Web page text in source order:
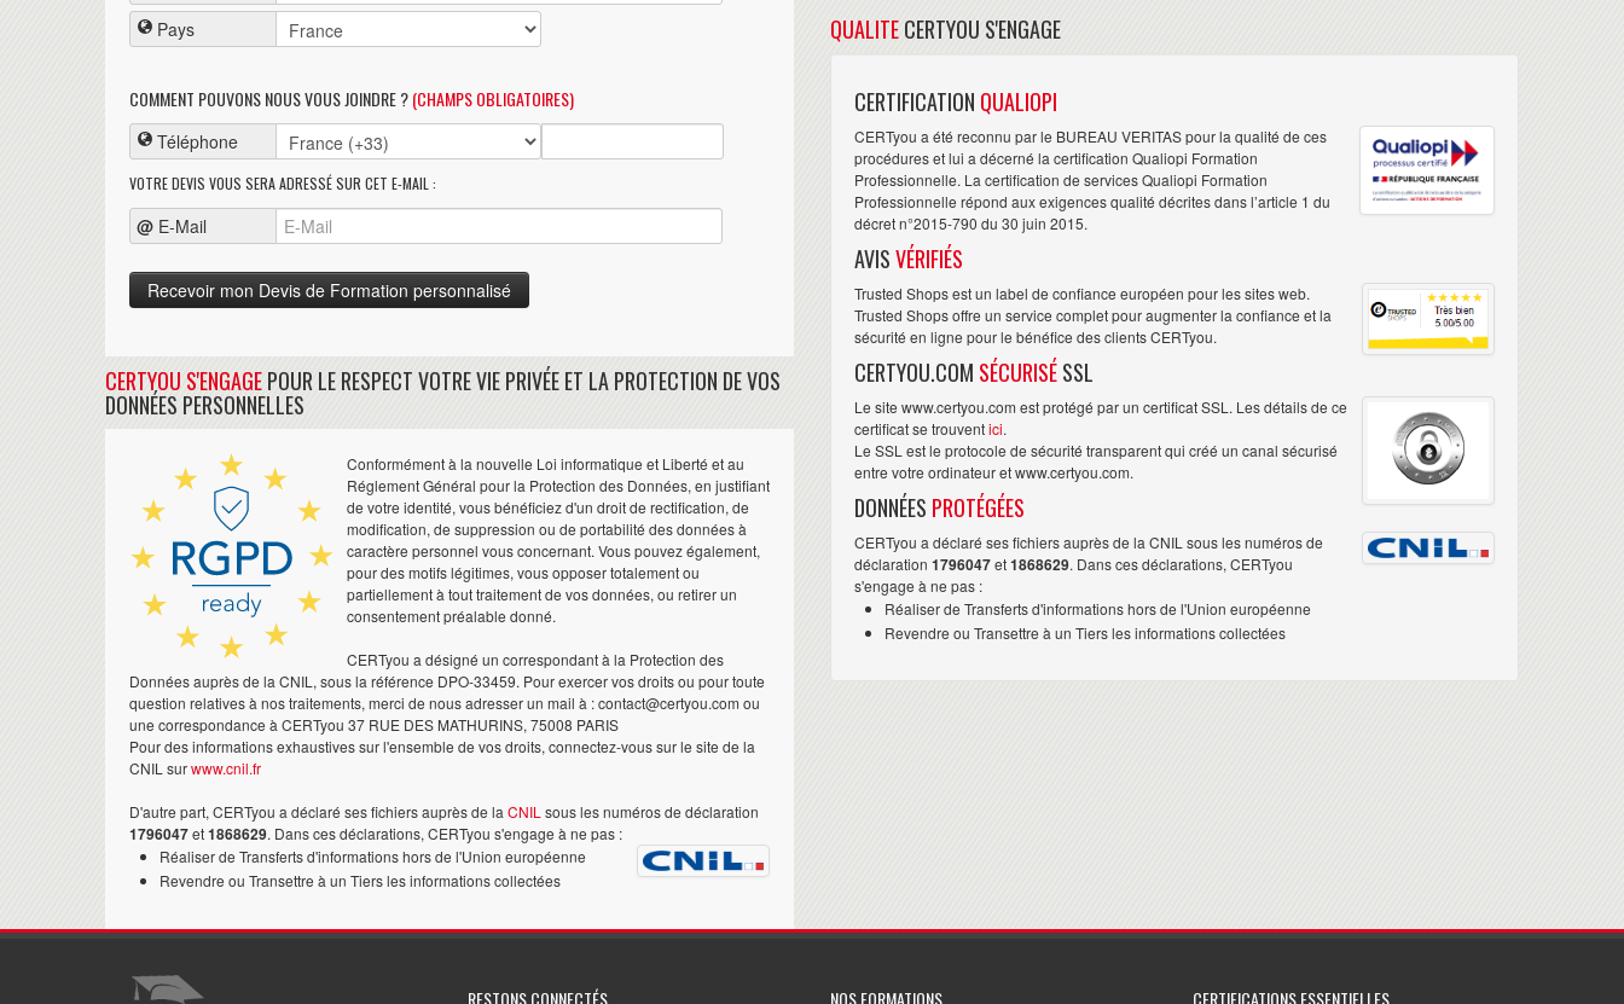
Pays
COMMENT POUVONS NOUS VOUS JOINDRE ?(CHAMPS OBLIGATOIRES)
Téléphone
VOTRE DEVIS VOUS SERA ADRESSÉ SUR CET E-MAIL :
@ E-Mail
CERTYOU S'ENGAGEPOUR LE RESPECT VOTRE VIE PRIVÉE ET LA PROTECTION DE VOS
DONNÉES PERSONNELLES
Conformément à la nouvelle Loi informatique et Liberté et au
Réglement Général pour la Protection des Données, en justifiant
de votre identité, vous bénéficiez d'un droit de rectification, de
modification, de suppression ou de portabilité des données à
caractère personnel vous concernant. Vous pouvez également,
pour des motifs légitimes, vous opposer totalement ou
partiellement à tout traitement de vos données, ou retirer un
consentement préalable donné.
CERTyou a désigné un correspondant à la Protection des
Données auprès de la CNIL, sous la référence DPO-33459. Pour exercer vos droits ou pour toute
question relatives à nos traitements, merci de nous adresser un mail à : contact@certyou.com ou
une correspondance à CERTyou 37 RUE DES MATHURINS, 75008 PARIS
Pour des informations exhaustives sur l'ensemble de vos droits, connectez-vous sur le site de la
CNIL surwww.cnil.fr
D'autre part, CERTyou a déclaré ses fichiers auprès de la CNIL sous les numéros de déclaration
1796047et1868629. Dans ces déclarations, CERTyou s'engage à ne pas :
Réaliser de Transferts d'informations hors de l'Union européenne
Revendre ou Transettre à un Tiers les informations collectées
QUALITECERTYOU S'ENGAGE
CERTIFICATION QUALIOPI
CERTyou a été reconnu par le BUREAU VERITAS pour la qualité de ces
procédures et lui a décerné la certification Qualiopi Formation
Professionnelle. La certification de services Qualiopi Formation
Professionnelle répond aux exigences qualité décrites dans l’article 1 du
décret n°2015-790 du 30 juin 2015.
AVISVÉRIFIÉS
Trusted Shops est un label de confiance européen pour les sites web.
Trusted Shops offre un service complet pour augmenter la confiance et la
sécurité en ligne pour le bénéfice des clients CERTyou.
CERTYOU.COM SÉCURISÉSSL
Le site www.certyou.com est protégé par un certificat SSL. Les détails de ce
certificat se trouventici.
Le SSL est le protocole de sécurité transparent qui créé un canal sécurisé
entre votre ordinateur et www.certyou.com.
DONNÉES PROTÉGÉES
CERTyou a déclaré ses fichiers auprès de la CNIL sous les numéros de
déclaration 1796047et1868629. Dans ces déclarations, CERTyou
s'engage à ne pas :
Réaliser de Transferts d'informations hors de l'Union européenne
Revendre ou Transettre à un Tiers les informations collectées
RESTONS CONNECTÉS NOS FORMATIONS CERTIFICATIONS ESSENTIELLES